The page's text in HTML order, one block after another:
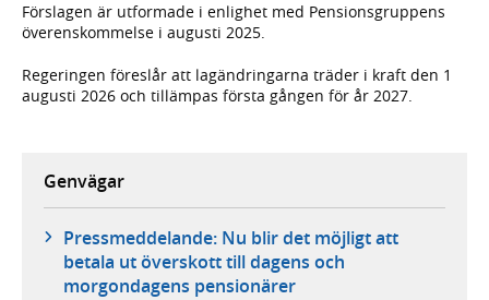
Förslagen är utformade i enlighet med Pensionsgruppens
överenskommelse i augusti 2025.
Regeringen föreslår att lagändringarna träder i kraft den 1
augusti 2026 och tillämpas första gången för år 2027.
Genvägar
Pressmeddelande: Nu blir det möjligt att
betala ut överskott till dagens och
morgondagens pensionärer